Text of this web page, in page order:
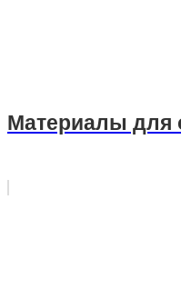
Материалы для